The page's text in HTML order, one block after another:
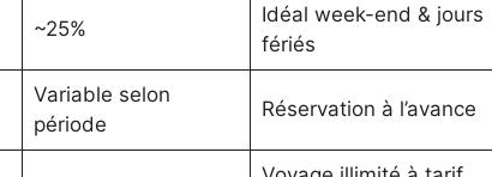
~25%
Idéal week-end & jours
fériés
Variable selon
période
Réservation à l’avance